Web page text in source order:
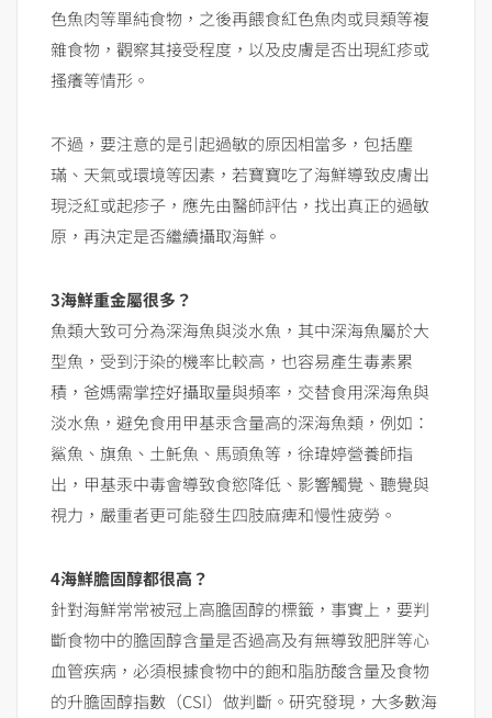
色魚肉等單純食物，之後再餵食紅色魚肉或貝類等複
雜食物，觀察其接受程度，以及皮膚是否出現紅疹或
搔癢等情形。
不過，要注意的是引起過敏的原因相當多，包括塵
璊、天氣或環境等因素，若寶寶吃了海鮮導致皮膚出
現泛紅或起疹子，應先由醫師評估，找出真正的過敏
原，再決定是否繼續攝取海鮮。
3海鮮重金屬很多？
魚類大致可分為深海魚與淡水魚，其中深海魚屬於大
型魚，受到汙染的機率比較高，也容易產生毒素累
積，爸媽需掌控好攝取量與頻率，交替食用深海魚與
淡水魚，避免食用甲基汞含量高的深海魚類，例如：
鯊魚、旗魚、土魠魚、馬頭魚等，徐瑋婷營養師指
出，甲基汞中毒會導致食慾降低、影響觸覺、聽覺與
視力，嚴重者更可能發生四肢麻痺和慢性疲勞。
4海鮮膽固醇都很高？
針對海鮮常常被冠上高膽固醇的標籤，事實上，要判
斷食物中的膽固醇含量是否過高及有無導致肥胖等心
血管疾病，必須根據食物中的飽和脂肪酸含量及食物
的升膽固醇指數（CSI）做判斷。研究發現，大多數海